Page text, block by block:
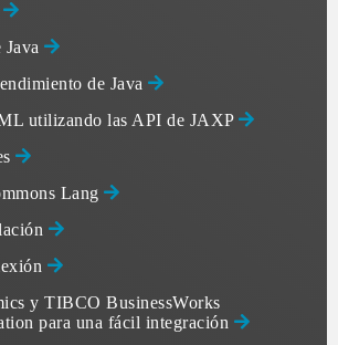
Java
de Java
utilizando las API de JAXP
Lang
y TIBCO BusinessWorks
para una fácil integración